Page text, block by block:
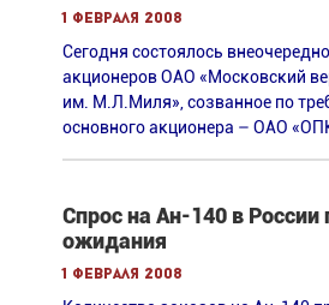
1 февраля 2008
Сегодня состоялось
акционеров ОАО «Московский
им. М.Л.Миля», созванное по
основного акционера – ОАО
Спрос на Ан-140 в России
ожидания
1 февраля 2008